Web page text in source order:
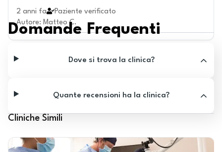
2 anni fa
Paziente verificato
Autore: Matteo C.
Domande Frequenti
Dove si trova la clinica?
Quante recensioni ha la clinica?
Cliniche Simili